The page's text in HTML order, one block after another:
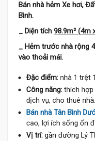
Bán nhà hẻm Xe hơi,
Bình.
_ Diện tích 98.9m² (4m
_ Hẻm trước nhà rộng
vào thoải mái.
Đặc điểm: nhà 1 trệt
Công năng: thích hợp
dịch vụ, cho thuê
Bán nhà Tân Bình
cao, lợi ích sống ổn
Vị trí: gần đường Lý